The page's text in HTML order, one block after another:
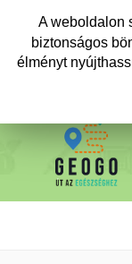
A weboldalon
biztonságos
élményt